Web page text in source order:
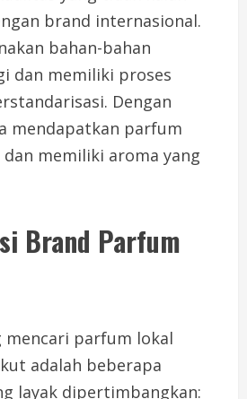
brand internasional.
bahan-bahan
dan memiliki proses
Dengan
mendapatkan parfum
memiliki aroma yang
Brand Parfum
mencari parfum lokal
adalah beberapa
layak dipertimbangkan: